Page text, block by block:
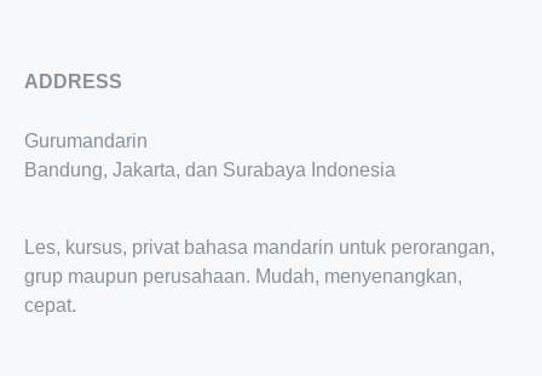
ADDRESS
Gurumandarin
Bandung, Jakarta, dan Surabaya Indonesia
Les, kursus, privat bahasa mandarin untuk perorangan,
grup maupun perusahaan. Mudah, menyenangkan,
cepat.